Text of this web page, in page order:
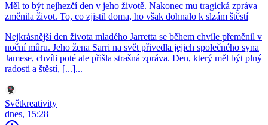
Měl to být nejhezčí den v jeho životě. Nakonec mu tragická zpráva
změnila život. To, co zjistil doma, ho však dohnalo k slzám štěstí
Nejkrásnější den života mladého Jarretta se během chvíle přeměnil v
noční můru. Jeho žena Sarri na svět přivedla jejich společného syna
Jamese, chvíli poté ale přišla strašná zpráva. Den, který měl být plný
radosti a štěstí, [...]...
Světkreativity
dnes, 15:28